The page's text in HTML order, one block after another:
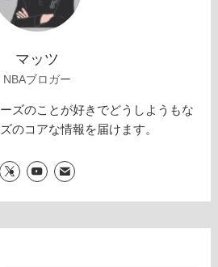
マッツ
NBAブロガー
ズのことが好きでどうしようもな
のコアな情報を届けます。